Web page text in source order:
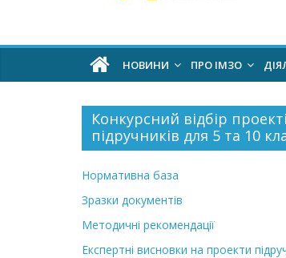
модернізації
змісту
освіти
офіційний
сайт
НОВИНИ ПРО ІМЗО
Конкурсний відбір
підручників для 5 та 10
Нормативна база
Зразки документів
Методичні рекомендації
Експертні висновки на проекти